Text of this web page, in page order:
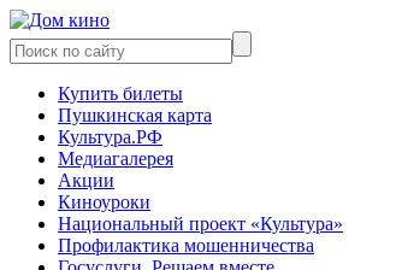
Купить билеты
Пушкинская карта
Культура.РФ
Медиагалерея
Акции
Киноуроки
Национальный проект «Культура»
Профилактика мошенничества